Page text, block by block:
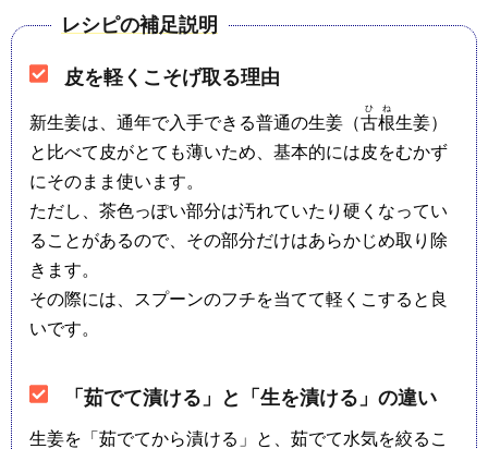
レシピの補足説明
皮を軽くこそげ取る理由
新生姜は、通年で入手できる普通の生姜（古根
ひね
生姜）
と比べて皮がとても薄いため、基本的には皮をむかず
にそのまま使います。
ただし、茶色っぽい部分は汚れていたり硬くなってい
ることがあるので、その部分だけはあらかじめ取り除
きます。
その際には、スプーンのフチを当てて軽くこすると良
いです。
「茹でて漬ける」と「生を漬ける」の違い
生姜を「茹でてから漬ける」と、茹でて水気を絞るこ